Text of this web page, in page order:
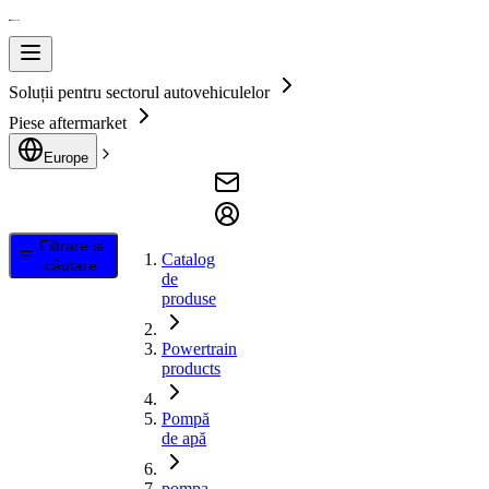
Soluții pentru sectorul autovehiculelor
Piese aftermarket
Europe
Filtrare și
căutare
Catalog
de
produse
Powertrain
products
Pompă
de apă